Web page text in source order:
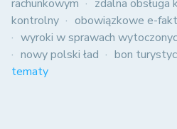
rachunkowym
zdalna obsługa
kontrolny
obowiązkowe e-
wyroki w sprawach
nowy polski ład
bon
tematy